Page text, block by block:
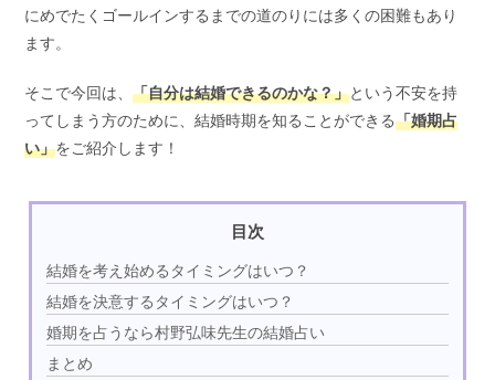
にめでたくゴールインするまでの道のりには多くの困難もあり
ます。
そこで今回は、「自分は結婚できるのかな？」という不安を持
ってしまう方のために、結婚時期を知ることができる「婚期占
い」をご紹介します！
目次
結婚を考え始めるタイミングはいつ？
結婚を決意するタイミングはいつ？
婚期を占うなら村野弘味先生の結婚占い
まとめ